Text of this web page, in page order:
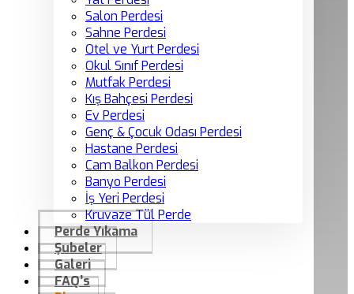
Salon Perdesi
Sahne Perdesi
Otel ve Yurt Perdesi
Okul Sınıf Perdesi
Mutfak Perdesi
Kış Bahçesi Perdesi
Ev Perdesi
Genç & Çocuk Odası Perdesi
Hastane Perdesi
Cam Balkon Perdesi
Banyo Perdesi
İş Yeri Perdesi
Kruvaze Tül Perde
Perde Yıkama
Şubeler
Galeri
FAQ’s